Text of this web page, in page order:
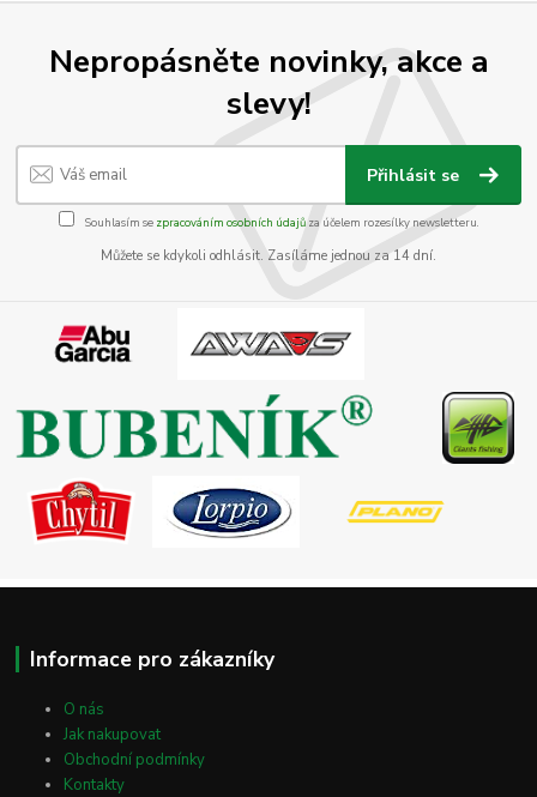
Nepropásněte novinky, akce a
slevy!
Přihlásit se
Souhlasím se zpracováním osobních údajůza účelem rozesílky newsletteru.
Můžete se kdykoli odhlásit. Zasíláme jednou za 14 dní.
Informace pro zákazníky
O nás
Jak nakupovat
Obchodní podmínky
Kontakty